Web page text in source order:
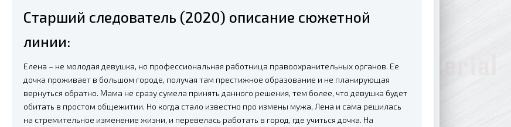
Старший следователь (2020) описание сюжетной
линии:
Елена – не молодая девушка, но профессиональная работница правоохранительных органов. Ее
дочка проживает в большом городе, получая там престижное образование и не планирующая
вернуться обратно. Мама не сразу сумела принять данного решения, тем более, что девушка будет
обитать в простом общежитии. Но когда стало известно про измены мужа, Лена и сама решилась
на стремительное изменение жизни, и перевелась работать в город, где учиться дочка. На